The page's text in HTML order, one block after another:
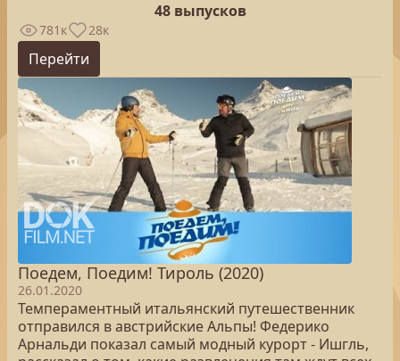
48 выпусков
781к 28к
Перейти
Поедем, Поедим! Тироль (2020)
26.01.2020
Темпераментный итальянский путешественник
отправился в австрийские Альпы! Федерико
Арнальди показал самый модный курорт - Ишгль,